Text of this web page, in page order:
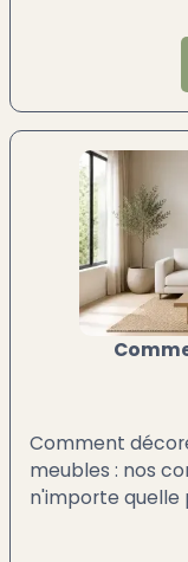
Comment
meubles : nos
n'importe quelle